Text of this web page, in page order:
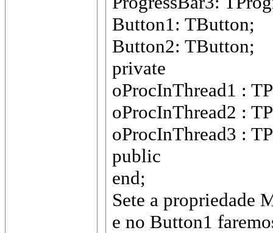
Button1: TButton;
Button2: TButton;
private
oProcInThread1 :
oProcInThread2 :
oProcInThread3 :
public
end;
Sete a propriedade
e no Button1